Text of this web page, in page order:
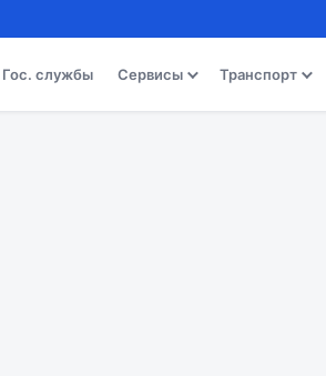
Гос. службы Сервисы Транспорт